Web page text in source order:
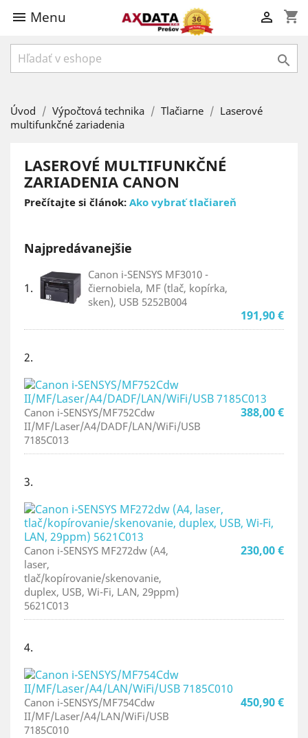
 Menu shopping_cart


Úvod Výpočtová technika Tlačiarne
Laserové
multifunkčné zariadenia
LASEROVÉ MULTIFUNKČNÉ
ZARIADENIA CANON
Prečítajte si článok: Ako vybrať tlačiareň
Najpredávanejšie
1.
Canon i-SENSYS MF3010 -
čiernobiela, MF (tlač, kopírka,
sken), USB 5252B004
191,90 €
2.
Canon i-SENSYS/MF752Cdw
II/MF/Laser/A4/DADF/LAN/WiFi/USB
7185C013
388,00 €
3.
Canon i-SENSYS MF272dw (A4,
laser,
tlač/kopírovanie/skenovanie,
duplex, USB, Wi-Fi, LAN, 29ppm)
5621C013
230,00 €
4.
Canon i-SENSYS/MF754Cdw
II/MF/Laser/A4/LAN/WiFi/USB
7185C010
450,90 €